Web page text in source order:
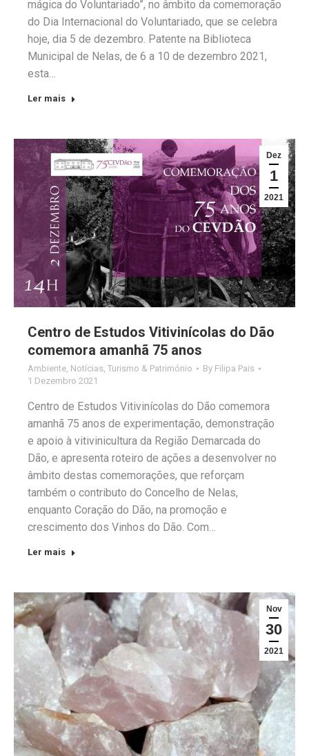
mágica do Voluntariado”, no âmbito da comemoração
do Dia Internacional do Voluntariado, que se celebra
hoje, dia 5 de dezembro. Patente na Biblioteca
Municipal de Nelas, de 6 a 10 de dezembro 2021,
esta…
Ler mais
Dez
1
2021
Centro de Estudos Vitivinícolas do Dão
comemora amanhã 75 anos
Ambiente Notícias Turismo & Património By Filipa Pais
1 Dezembro 2021
Centro de Estudos Vitivinícolas do Dão comemora
amanhã 75 anos de experimentação, demonstração
e apoio à vitivinicultura da Região Demarcada do
Dão, e apresenta roteiro de ações a desenvolver no
âmbito destas comemorações, que reforçam
também o contributo do Concelho de Nelas,
enquanto Coração do Dão, na promoção e
crescimento dos Vinhos do Dão. Com…
Ler mais
Nov
30
2021